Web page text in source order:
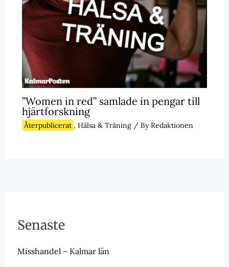
”Women in red” samlade in pengar till
hjärtforskning
Återpublicerat , Hälsa & Träning/ ByRedaktionen
Senaste
Misshandel – Kalmar län